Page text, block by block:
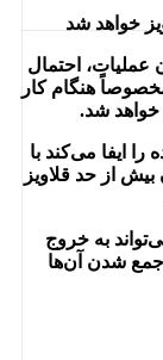
خواهد شد
عملیات، احتمال
هنگام کار
خواهد شد.
ایفا می‌کند با
از حد قلاویز
به خروج
جمع شدن آن‌ها